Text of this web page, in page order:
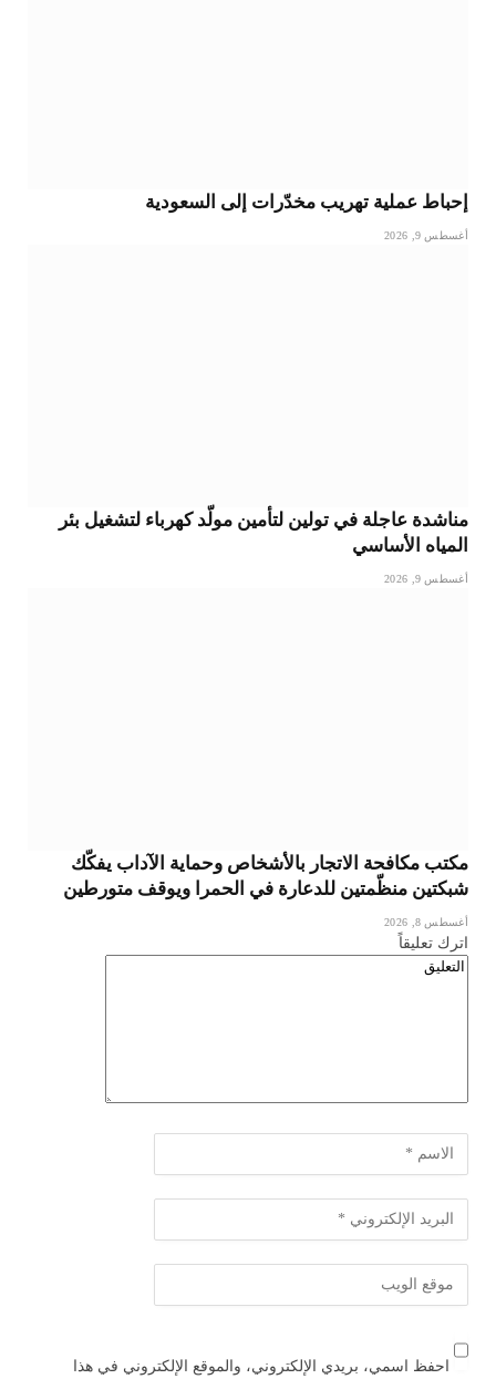
إحباط عملية تهريب مخدّرات إلى السعودية
أغسطس 9, 2026
مناشدة عاجلة في تولين لتأمين مولّد كهرباء لتشغيل بئر
المياه الأساسي
أغسطس 9, 2026
مكتب مكافحة الاتجار بالأشخاص وحماية الآداب يفكّك
شبكتين منظّمتين للدعارة في الحمرا ويوقف متورطين
أغسطس 8, 2026
اترك تعليقاً
احفظ اسمي، بريدي الإلكتروني، والموقع الإلكتروني في هذا